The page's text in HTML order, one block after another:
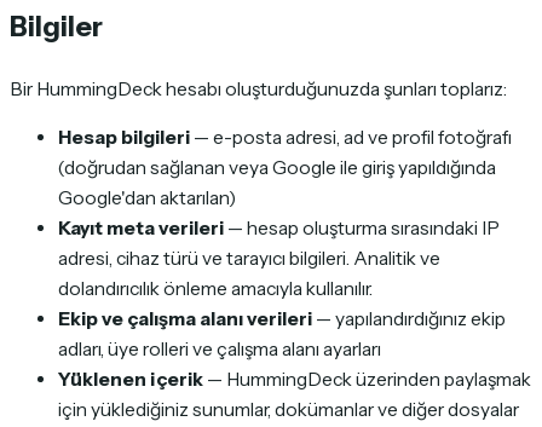
Bilgiler
Bir HummingDeck hesabı oluşturduğunuzda şunları toplarız:
Hesap bilgileri — e-posta adresi, ad ve profil fotoğrafı
(doğrudan sağlanan veya Google ile giriş yapıldığında
Google'dan aktarılan)
Kayıt meta verileri — hesap oluşturma sırasındaki IP
adresi, cihaz türü ve tarayıcı bilgileri. Analitik ve
dolandırıcılık önleme amacıyla kullanılır.
Ekip ve çalışma alanı verileri — yapılandırdığınız ekip
adları, üye rolleri ve çalışma alanı ayarları
Yüklenen içerik — HummingDeck üzerinden paylaşmak
için yüklediğiniz sunumlar, dokümanlar ve diğer dosyalar